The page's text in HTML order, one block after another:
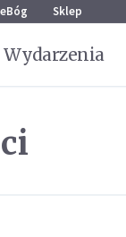
Sklep
Wydarzenia